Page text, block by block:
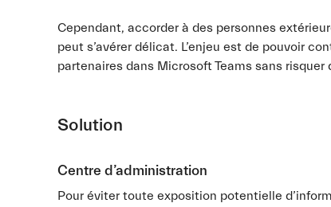
Cependant, accorder à des personnes
peut s’avérer délicat. L’enjeu est de pouvoir
partenaires dans Microsoft Teams sans risquer
Solution
Centre d’administration
Pour éviter toute exposition potentielle